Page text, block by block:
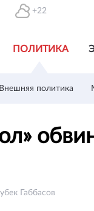
+22
ПОЛИТИКА
Внешняя политика
Габбасов